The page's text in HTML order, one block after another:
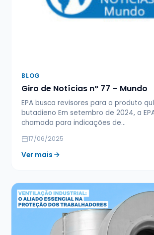
BLOG
Giro de Notícias n° 77 – Mundo
EPA busca revisores para o produto
butadieno Em setembro de 2024, a
chamada para indicações de…
17/06/2025
Ver mais